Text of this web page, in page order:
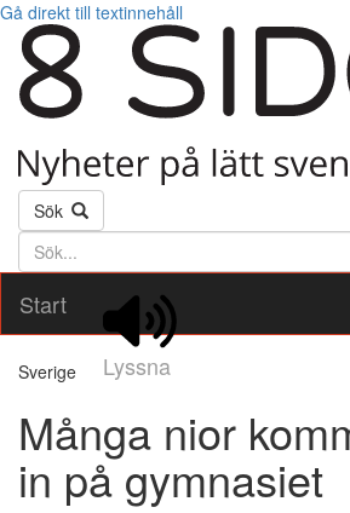
Gå direkt till textinnehåll
Sök
Söktext
Start
Lyssna
Sverige
Många nior
in på gymnasiet